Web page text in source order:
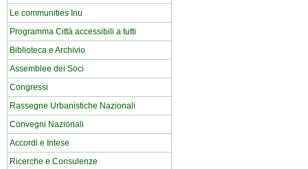
Le communities Inu
Programma Città accessibili a tutti
Biblioteca e Archivio
Assemblee dei Soci
Congressi
Rassegne Urbanistiche Nazionali
Convegni Nazionali
Accordi e Intese
Ricerche e Consulenze